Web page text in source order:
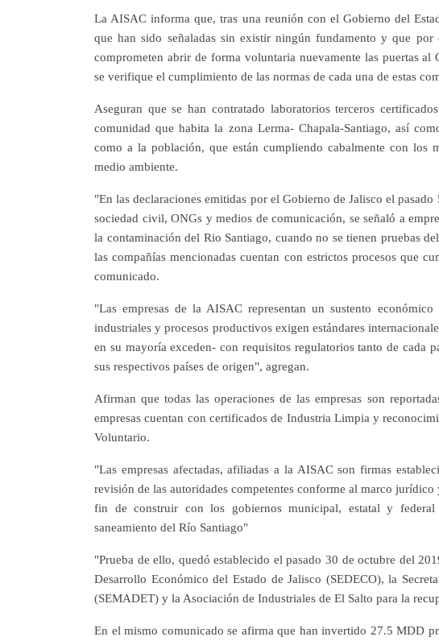
La AISAC informa que, tras una reunión con el Gobierno del
que han sido señaladas sin existir ningún fundamento y que por
comprometen abrir de forma voluntaria nuevamente las puertas al
se verifique el cumplimiento de las normas de cada una de estas
Aseguran que se han contratado laboratorios terceros
comunidad que habita la zona Lerma- Chapala-Santiago, así
como a la población, que están cumpliendo cabalmente con los
medio ambiente.
"En las declaraciones emitidas por el Gobierno de Jalisco el
sociedad civil, ONGs y medios de comunicación, se señaló a
la contaminación del Rio Santiago, cuando no se tienen pruebas
las compañías mencionadas cuentan con estrictos procesos que
comunicado.
"Las empresas de la AISAC representan un sustento
industriales y procesos productivos exigen estándares
en su mayoría exceden- con requisitos regulatorios tanto de cada
sus respectivos países de origen", agregan.
Afirman que todas las operaciones de las empresas son
empresas cuentan con certificados de Industria Limpia y
Voluntario.
"Las empresas afectadas, afiliadas a la AISAC son firmas
revisión de las autoridades competentes conforme al marco
fin de construir con los gobiernos municipal, estatal y
saneamiento del Río Santiago"
"Prueba de ello, quedó establecido el pasado 30 de octubre del
Desarrollo Económico del Estado de Jalisco (SEDECO), la
(SEMADET) y la Asociación de Industriales de El Salto para la
En el mismo comunicado se afirma que han invertido 27.5 MDD